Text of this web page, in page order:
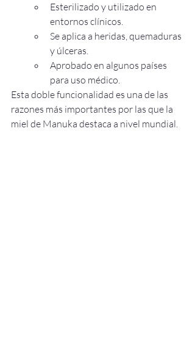
Esterilizado y utilizado en
entornos clínicos.
Se aplica a heridas, quemaduras
y úlceras.
Aprobado en algunos países
para uso médico.
Esta doble funcionalidad es una de las
razones más importantes por las que la
miel de Manuka destaca a nivel mundial.